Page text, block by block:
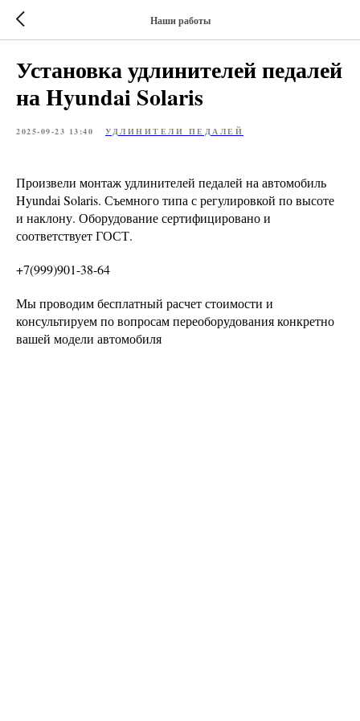
Наши работы
Установка удлинителей педалей
на Hyundai Solaris
2025-09-23 13:40 УДЛИНИТЕЛИ ПЕДАЛЕЙ
Произвели монтаж удлинителей педалей на автомобиль
Hyundai Solaris. Съемного типа с регулировкой по высоте
и наклону. Оборудование сертифицировано и
соответствует ГОСТ.
+7(999)901-38-64
Мы проводим бесплатный расчет стоимости и
консультируем по вопросам переоборудования конкретно
вашей модели автомобиля